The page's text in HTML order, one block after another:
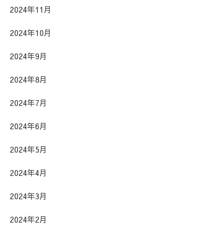
2024年11月
2024年10月
2024年9月
2024年8月
2024年7月
2024年6月
2024年5月
2024年4月
2024年3月
2024年2月